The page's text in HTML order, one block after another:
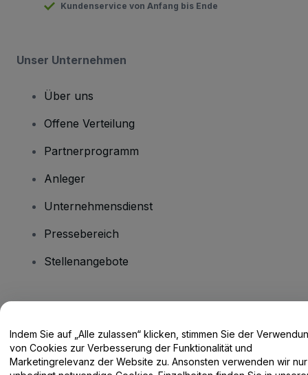
Kundenservice von Anfang bis Ende
Unser Unternehmen
Über uns
Offene Verteilung
Partnerprogramm
Anleger
Unternehmensdienst
Pressebereich
Stellenangebote
Hilfe-Center / Kontakt
Indem Sie auf „Alle zulassen“ klicken, stimmen Sie der
von Cookies zur Verbesserung der Funktionalität und
Marketingrelevanz der Website zu. Ansonsten verwenden wir nur